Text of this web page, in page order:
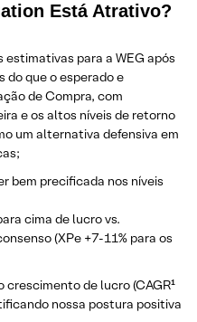
Está Atrativo?
para a WEG após
do que o esperado e
de Compra, com
e os altos níveis de retorno
um alternativa defensiva em
bem precificada nos níveis
cima de lucro vs.
(XPe +7-11% para os
crescimento de lucro (CAGR¹
nossa postura positiva